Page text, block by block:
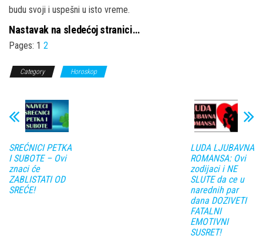
budu svoji i uspešni u isto vreme.
Nastavak na sledećoj stranici…
Pages: 1 2
Category Horoskop
SREĆNICI PETKA
I SUBOTE – Ovi
znaci će
ZABLISTATI OD
SREĆE!
LUDA LJUBAVNA
ROMANSA: Ovi
zodijaci i NE
SLUTE da ce u
narednih par
dana DOZIVETI
FATALNI
EMOTIVNI
SUSRET!